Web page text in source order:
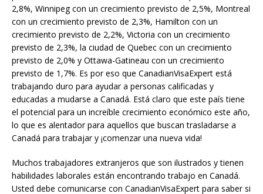
2,8%, Winnipeg con un crecimiento previsto de 2,5%, Montreal
con un crecimiento previsto de 2,3%, Hamilton con un
crecimiento previsto de 2,2%, Victoria con un crecimiento
previsto de 2,3%, la ciudad de Quebec con un crecimiento
previsto de 2,0% y Ottawa-Gatineau con un crecimiento
previsto de 1,7%. Es por eso que CanadianVisaExpert está
trabajando duro para ayudar a personas calificadas y
educadas a mudarse a Canadá. Está claro que este país tiene
el potencial para un increíble crecimiento económico este año,
lo que es alentador para aquellos que buscan trasladarse a
Canadá para trabajar y ¡comenzar una nueva vida!
Muchos trabajadores extranjeros que son ilustrados y tienen
habilidades laborales están encontrando trabajo en Canadá.
Usted debe comunicarse con CanadianVisaExpert para saber si